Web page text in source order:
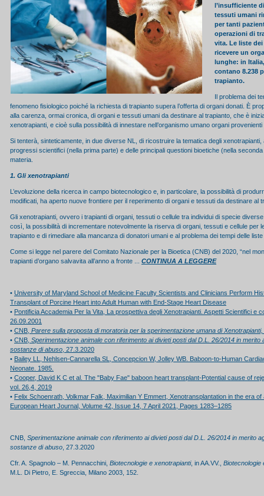
l’insufficiente
tessuti umani
per tanti
operazioni di
vita. Le liste
ricevere un
lunghe: in
contano 8.238
trapianto.
Il problema dei
fenomeno fisiologico poiché la richiesta di trapianto supera l’offerta di organi donati. È
alla carenza, ormai cronica, di organi e tessuti umani da destinare al trapianto, che è
xenotrapianti, e cioè sulla possibilità di innestare nell’organismo umano organi
Si tenterà, sinteticamente, in due diverse NL, di ricostruire la tematica degli xenotrapianti,
progressi scientifici (nella prima parte) e delle principali questioni bioetiche (nella
materia.
1. Gli xenotrapianti
L’evoluzione della ricerca in campo biotecnologico e, in particolare, la possibilità di
modificati, ha aperto nuove frontiere per il reperimento di organi e tessuti da destinare al
Gli xenotrapianti, ovvero i trapianti di organi, tessuti o cellule tra individui di specie
così, la possibilità di incrementare notevolmente la riserva di organi, tessuti e cellule per
trapianto e di rimediare alla mancanza di donatori umani e al problema dei tempi delle
Come si legge nel parere del Comitato Nazionale per la Bioetica (CNB) del 2020 , “nel
trapianti d’organo salvavita all’anno a fronte ... CONTINUA A LEGGERE
• University of Maryland School of Medicine Faculty Scientists and Clinicians Perform
Transplant of Porcine Heart into Adult Human with End-Stage Heart Disease
• Pontificia Accademia Per la Vita, La prospettiva degli Xenotrapianti. Aspetti Scientifici e
26.09.2001
• CNB, Parere sulla proposta di moratoria per la sperimentazione umana di Xenotrapianti,
• CNB, Sperimentazione animale con riferimento ai divieti posti dal D.L. 26/2014 in merito
sostanze di abuso , 27.3.2020
• Bailey LL, Nehlsen-Cannarella SL, Concepcion W, Jolley WB. Baboon-to-Human
Neonate. 1985.
• Cooper, David K C et al. The "Baby Fae" baboon heart transplant-Potential cause of
vol. 26,4, 2019
• Felix Schoenrath, Volkmar Falk, Maximilian Y Emmert, Xenotransplantation in the era
European Heart Journal, Volume 42, Issue 14, 7 April 2021, Pages 1283–1285
CNB, Sperimentazione animale con riferimento ai divieti posti dal D.L. 26/2014 in merito
sostanze di abuso , 27.3.2020
Cfr. A. Spagnolo – M. Pennacchini, Biotecnologie e xenotrapianti, in AA.VV., Biotecnologie
M.L. Di Pietro, E. Sgreccia, Milano 2003, 152.